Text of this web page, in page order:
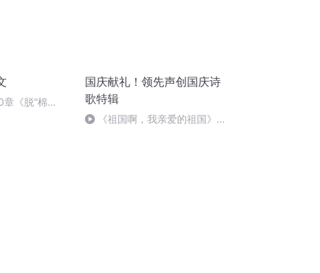
《脱“棉
国庆献礼！领先声创国庆诗
歌特辑
《祖国啊，我亲爱的祖国》温